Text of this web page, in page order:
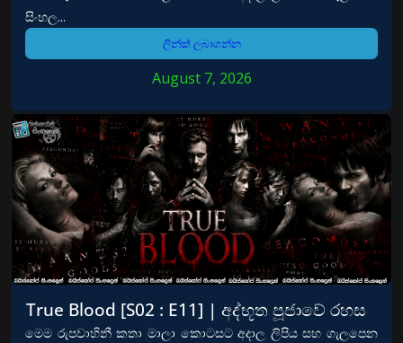
සිංහල...
ලින්ක් ලබාගන්න
August 7, 2026
True Blood [S02 : E11] | අද්භූත පූජාවේ රහස
මෙම රුපවාහිනී කතා මාලා කොටසට අදාල ලිපිය සහ ගැලපෙන